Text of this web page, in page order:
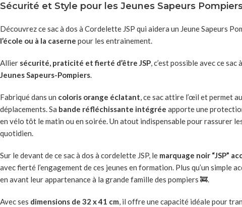
Sécurité et Style pour les Jeunes Sapeurs
Découvrez ce sac à dos à Cordelette JSP qui aidera un Jeune Sapeurs
l’école ou à la caserne pour les entrainement.
Allier sécurité, praticité et fierté d’être JSP, c’est possible avec ce
Jeunes Sapeurs-Pompiers.
Fabriqué dans un coloris orange éclatant, ce sac attire l’œil et permet
déplacements. Sa bande réfléchissante intégrée apporte une
en vélo tôt le matin ou en soirée. Un atout indispensable pour rassurer
quotidien.
Sur le devant de ce sac à dos à cordelette JSP, le marquage noir “JSP”
avec fierté l’engagement de ces jeunes en formation. Plus qu’un simple
en avant leur appartenance à la grande famille des pompiers 🚒.
Avec ses dimensions de 32 x 41 cm, il offre une capacité idéale pour